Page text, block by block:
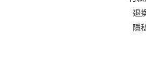
退
隱